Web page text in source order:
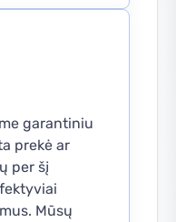
garantiniu
prekė ar
per šį
Mūsų